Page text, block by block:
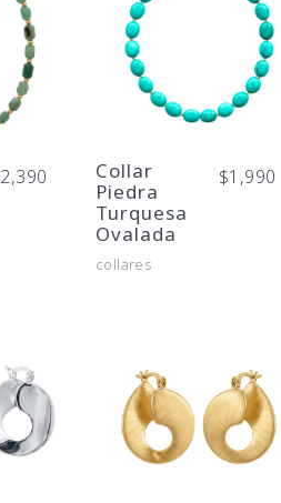
2,390
Collar
Piedra
Turquesa
Ovalada
$1,990
collares